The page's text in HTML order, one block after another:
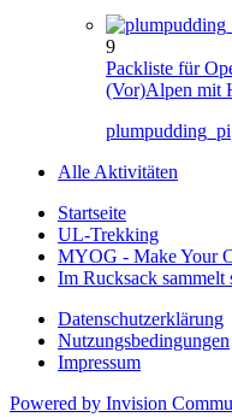
9
Packliste für
(Vor)Alpen mit
plumpudding_pi
Alle Aktivitäten
Startseite
UL-Trekking
MYOG - Make Your
Im Rucksack sammelt
Datenschutzerklärung
Nutzungsbedingungen
Impressum
Powered by Invision